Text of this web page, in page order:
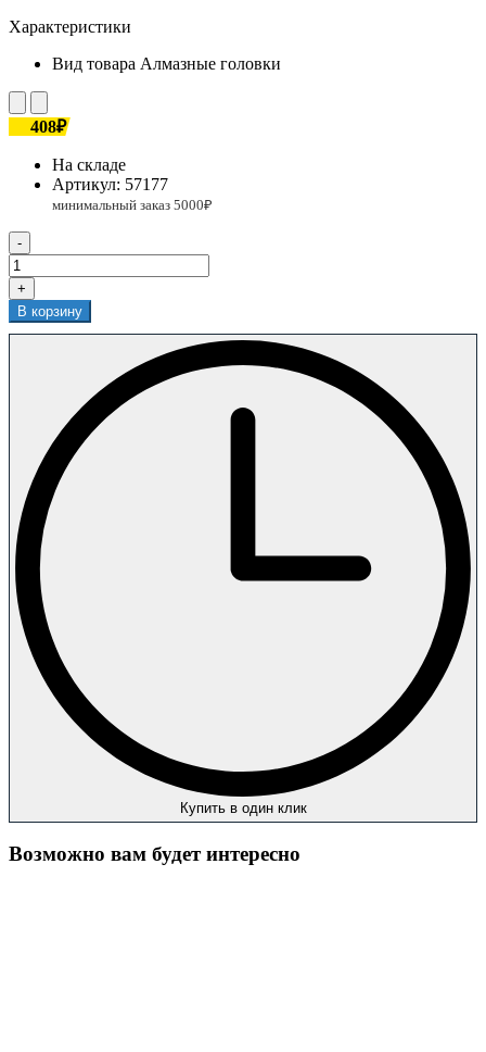
Характеристики
Вид товара Алмазные головки
408₽
На складе
Артикул: 57177
-
+
В корзину
Купить в один клик
Возможно вам будет интересно